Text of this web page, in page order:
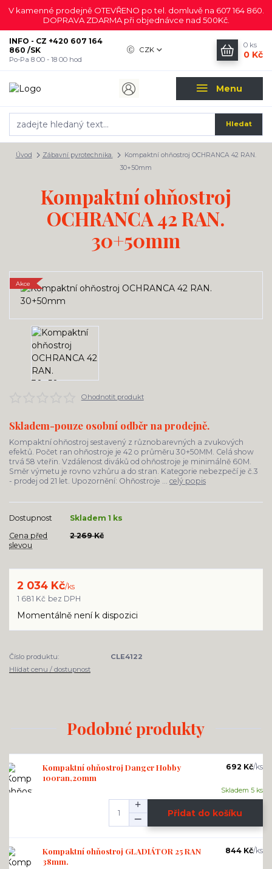
V kamenné prodejně OTEVŘENO po tel. domluvě na 607 164 860.
DOPRAVA ZDARMA při objednávce nad 500Kč.
Menu
CZK
Hledat
INFO - CZ +420 607 164
860 /SK
Po-Pa 8 00 - 18 00 hod
0 ks
0 Kč
Úvod Zábavní pyrotechnika.
Kompaktní ohňostroj OCHRANCA 42 RAN.
30+50mm
Kompaktní ohňostroj
OCHRANCA 42 RAN.
30+50mm
Akce
Ohodnotit produkt
Skladem-pouze osobní odběr na prodejně.
Kompaktní ohňostroj sestavený z různobarevných a zvukových
efektů. Počet ran ohňostroje je 42 o průměru 30+50MM. Celá show
trvá 58 vteřin. Vzdálenost diváků od ohňostroje je minimálně 60M.
Směr výmetu je rovno vzhůru a do stran. Kategorie nebezpečí je č.3
- prodej od 21 let. Upozornění: Ohňostroje ... celý popis
Dostupnost
Skladem 1 ks
Cena před
slevou
2 269 Kč
2 034 Kč/ks
1 681 Kč bez DPH
Momentálně není k dispozici
Číslo produktu:
CLE4122
Hlídat cenu / dostupnost
Podobné produkty
Kompaktní ohňostroj Danger Hobby
100ran,20mm
692 Kč/ks
Skladem 5 ks
Přidat do košíku
Kompaktní ohňostroj GLADIÁTOR 25 RAN
38mm.
844 Kč/ks